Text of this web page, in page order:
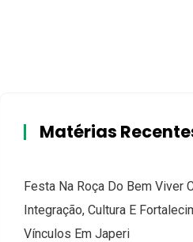
Matérias
Festa Na Roça Do Bem Viver
Integração, Cultura E
Vínculos Em Japeri